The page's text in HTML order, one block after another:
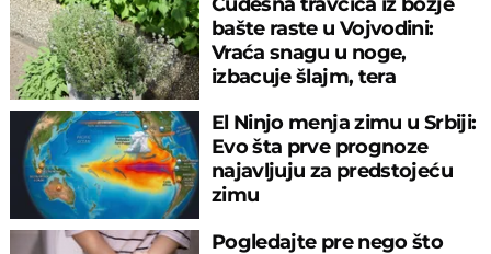
bašte raste u Vojvodini:
Vraća snagu u noge,
izbacuje šlajm, tera
El Ninjo menja zimu u Srbiji:
Evo šta prve prognoze
najavljuju za predstojeću
zimu
Pogledajte pre nego što